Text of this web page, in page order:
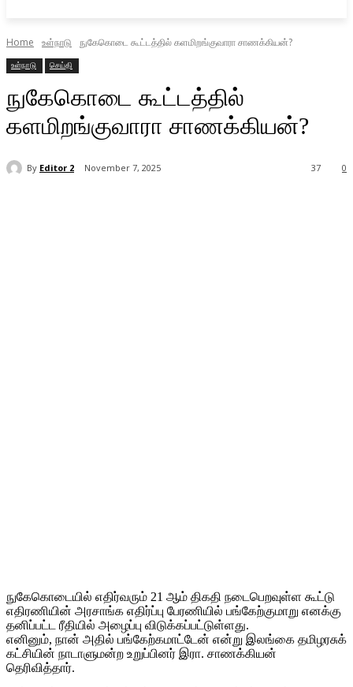
Home உள்நாடு நுகேகொடை கூட்டத்தில் களமிறங்குவாரா சாணக்கியன்?
உள்நாடு செய்தி
நுகேகொடை கூட்டத்தில்
களமிறங்குவாரா சாணக்கியன்?
By Editor 2 November 7, 2025 0
37
நுகேகொடையில் எதிர்வரும் 21 ஆம் திகதி நடைபெறவுள்ள கூட்டு
எதிரணியின் அரசாங்க எதிர்ப்பு பேரணியில் பங்கேற்குமாறு எனக்கு
தனிப்பட்ட ரீதியில் அழைப்பு விடுக்கப்பட்டுள்ளது.
எனினும், நான் அதில் பங்கேற்கமாட்டேன் என்று இலங்கை தமிழரசுக்
கட்சியின் நாடாளுமன்ற உறுப்பினர் இரா. சாணக்கியன்
தெரிவித்தார்.